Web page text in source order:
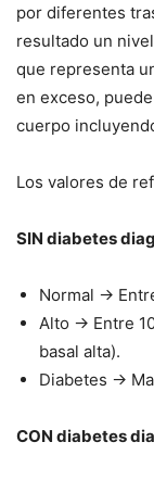
por diferentes
resultado un
que representa
en exceso,
cuerpo
Los valores de
SIN diabetes
Normal →
Alto → Entre
basal alta).
Diabetes →
CON diabetes